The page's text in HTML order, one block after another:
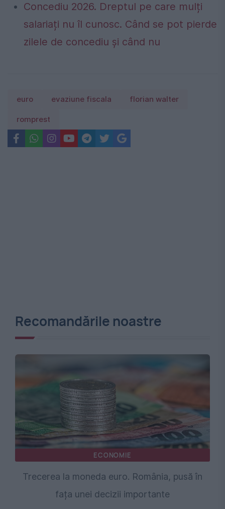
Concediu 2026. Dreptul pe care mulți
salariați nu îl cunosc. Când se pot pierde
zilele de concediu și când nu
euro evaziune fiscala florian walter
romprest
Recomandările noastre
ECONOMIE
Trecerea la moneda euro. România, pusă în
fața unei decizii importante